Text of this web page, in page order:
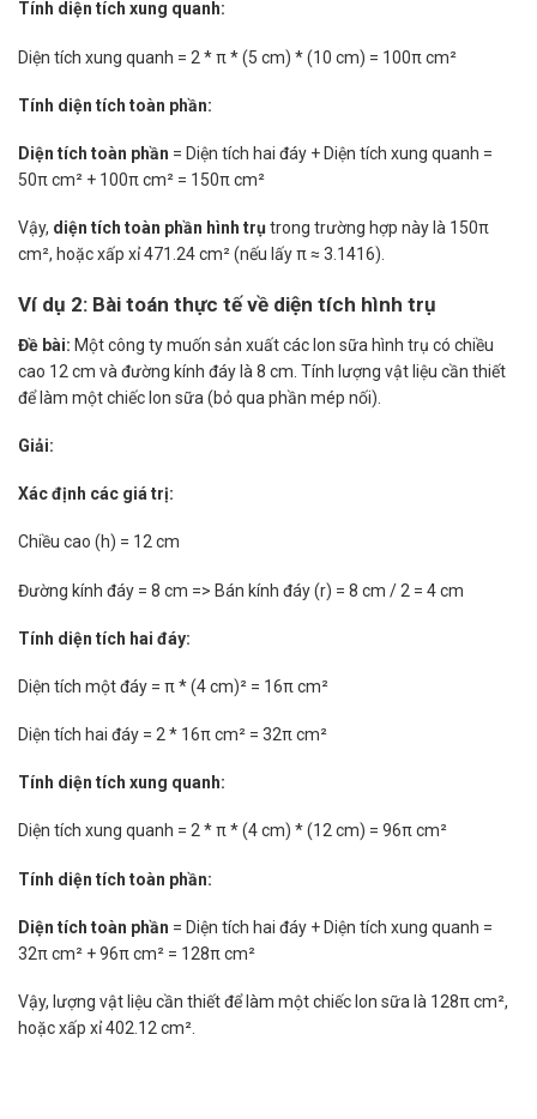
Tính diện tích xung quanh:
Diện tích xung quanh = 2 * π * (5 cm) * (10 cm) = 100π cm²
Tính diện tích toàn phần:
Diện tích toàn phần = Diện tích hai đáy + Diện tích xung quanh =
50π cm² + 100π cm² = 150π cm²
Vậy, diện tích toàn phần hình trụ trong trường hợp này là 150π
cm², hoặc xấp xỉ 471.24 cm² (nếu lấy π ≈ 3.1416).
Ví dụ 2: Bài toán thực tế về diện tích hình trụ
Đề bài: Một công ty muốn sản xuất các lon sữa hình trụ có chiều
cao 12 cm và đường kính đáy là 8 cm. Tính lượng vật liệu cần thiết
để làm một chiếc lon sữa (bỏ qua phần mép nối).
Giải:
Xác định các giá trị:
Chiều cao (h) = 12 cm
Đường kính đáy = 8 cm => Bán kính đáy (r) = 8 cm / 2 = 4 cm
Tính diện tích hai đáy:
Diện tích một đáy = π * (4 cm)² = 16π cm²
Diện tích hai đáy = 2 * 16π cm² = 32π cm²
Tính diện tích xung quanh:
Diện tích xung quanh = 2 * π * (4 cm) * (12 cm) = 96π cm²
Tính diện tích toàn phần:
Diện tích toàn phần = Diện tích hai đáy + Diện tích xung quanh =
32π cm² + 96π cm² = 128π cm²
Vậy, lượng vật liệu cần thiết để làm một chiếc lon sữa là 128π cm²,
hoặc xấp xỉ 402.12 cm².